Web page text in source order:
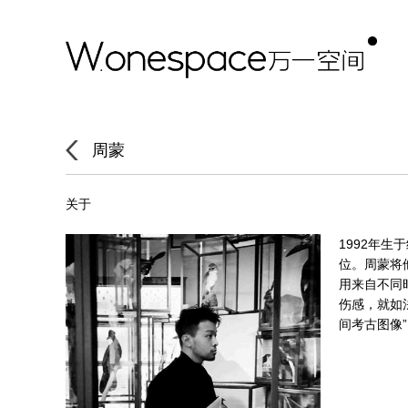
周蒙
关于
1992年生
位。周蒙将
用来自不同
伤感，就如
间考古图像